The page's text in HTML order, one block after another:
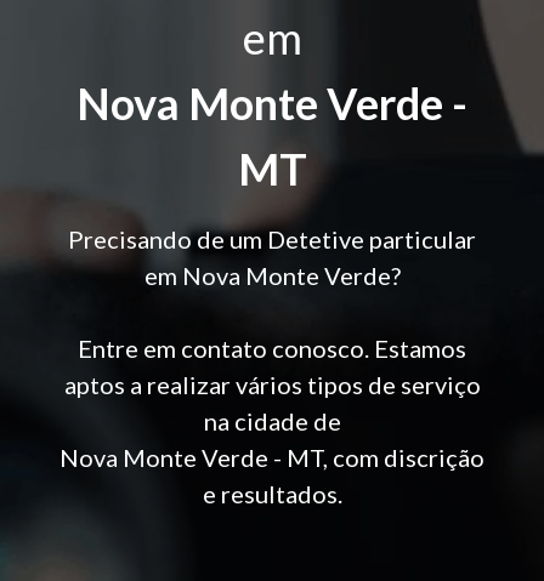
em
Nova Monte Verde -
MT
Precisando de um Detetive particular
em Nova Monte Verde?
Entre em contato conosco. Estamos
aptos a realizar vários tipos de serviço
na cidade de
Nova Monte Verde - MT, com discrição
e resultados.